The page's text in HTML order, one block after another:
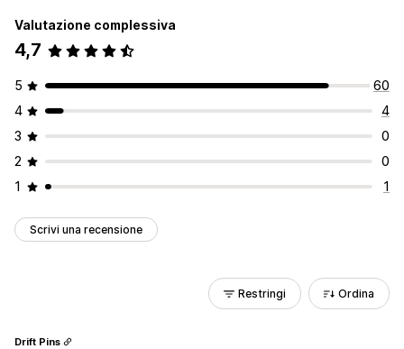
Valutazione complessiva
4,7
5
60
4
4
3
0
2
0
1
1
Scrivi una recensione
Restringi Ordina
Drift Pins